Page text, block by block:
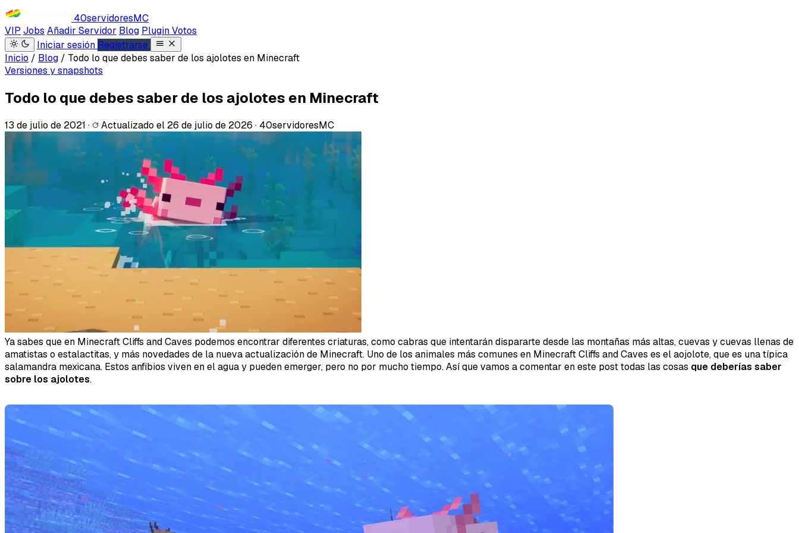
40servidoresMC
VIP Jobs Añadir Servidor Blog Plugin Votos
Iniciar sesión Registrarse
Inicio / Blog / Todo lo que debes saber de los ajolotes en Minecraft
Versiones y snapshots
Todo lo que debes saber de los ajolotes en Minecraft
13 de julio de 2021 · Actualizado el 26 de julio de 2026 · 40servidoresMC
Ya sabes que en Minecraft Cliffs and Caves podemos encontrar diferentes criaturas, como cabras que intentarán dispararte desde las montañas más altas, cuevas y cuevas llenas de
amatistas o estalactitas, y más novedades de la nueva actualización de Minecraft. Uno de los animales más comunes en Minecraft Cliffs and Caves es el aojolote, que es una típica
salamandra mexicana. Estos anfibios viven en el agua y pueden emerger, pero no por mucho tiempo. Así que vamos a comentar en este post todas las cosas que deberías saber
sobre los ajolotes.